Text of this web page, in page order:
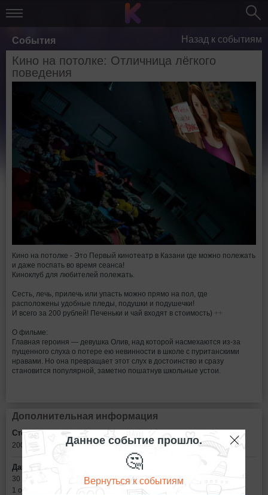
События Назад к событиям
Кино на потолке: Отличница лёгкого
поведения
Кино на потолке - Это Первый кинотеатр в Казани где можно полежать
и даже поспать во время сеанса!
Киноклуб для любителей полежать.
Сесть, лечь, прилечь или упасть можно прямо на пол, где
расположены удобные пледы, подушки и подушечки!
И всего за 200 рублей! Печеньки и чай входят в стоимость) ++
О фильме: ​
Главная героиня — девушка Олив, над которой насмехаются из-за
пущенного слуха о потере ею невинности в школе с пуританскими
нравами. Но она превращает этот слух в достоинство и сразу
становится популярной, заметно пошатнув школьные устои.
Дополнительная информация
Стоимость билетов:
200 рублей
Дата:
30 сентября в 21:30
1 октября в 21:00
Данное событие прошло.
🤔
Вернуться к событиям